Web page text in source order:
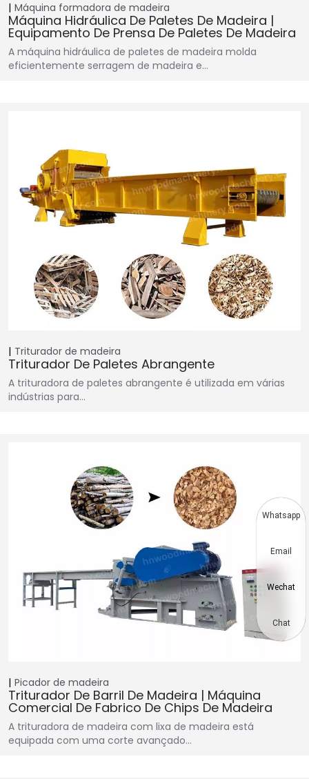
Máquina formadora de madeira
Máquina Hidráulica De Paletes De Madeira |
Equipamento De Prensa De Paletes De Madeira
A máquina hidráulica de paletes de madeira molda
eficientemente serragem de madeira e…
Triturador de madeira
Triturador De Paletes Abrangente
A trituradora de paletes abrangente é utilizada em várias
indústrias para…
Picador de madeira
Triturador De Barril De Madeira | Máquina
Comercial De Fabrico De Chips De Madeira
A trituradora de madeira com lixa de madeira está
equipada com uma corte avançado…
Whatsapp
Email
Wechat
Chat